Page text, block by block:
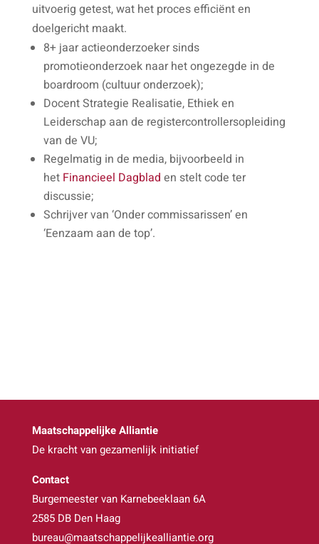
uitvoerig getest, wat het proces efficiënt en
doelgericht maakt.
8+ jaar actieonderzoeker sinds
promotieonderzoek naar het ongezegde in de
boardroom (cultuur onderzoek);
Docent Strategie Realisatie, Ethiek en
Leiderschap aan de registercontrollersopleiding
van de VU;
Regelmatig in de media, bijvoorbeeld in
het Financieel Dagblad en stelt code ter
discussie;
Schrijver van ‘Onder commissarissen’ en
‘Eenzaam aan de top’.
Maatschappelijke Alliantie
De kracht van gezamenlijk initiatief
Contact
Burgemeester van Karnebeeklaan 6A
2585 DB Den Haag
bureau@maatschappelijkealliantie.org